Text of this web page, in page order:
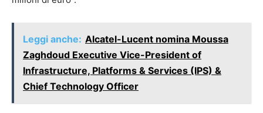
Leggi anche: Alcatel-Lucent nomina Moussa
Zaghdoud Executive Vice-President of
Infrastructure, Platforms & Services (IPS) &
Chief Technology Officer